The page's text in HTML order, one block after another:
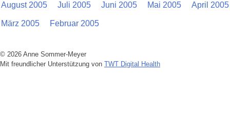
August 2005 Juli 2005 Juni 2005 Mai 2005 April 2005
März 2005 Februar 2005
© 2026 Anne Sommer-Meyer
Mit freundlicher Unterstützung von TWT Digital Health